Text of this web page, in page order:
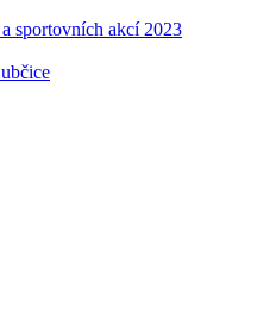
sportovních akcí 2023